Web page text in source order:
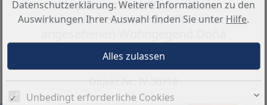
Wir präsentieren Ihnen diese
exklusive freistehende Villa in der
Pepa, Ciudad Quesada (Rojales).
Das Haus befindet sich a
Objekt-Nr.: IV-30718
Datenschutzerklärung. Weitere Informationen zu den
Auswirkungen Ihrer Auswahl finden Sie unter Hilfe.
Unbedingt erforderliche Cookies